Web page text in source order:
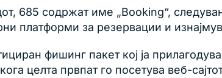
685 содржат име „Booking“,
платформи за резервации и
фишинг пакет кој ја
целта првпат го посетува веб-